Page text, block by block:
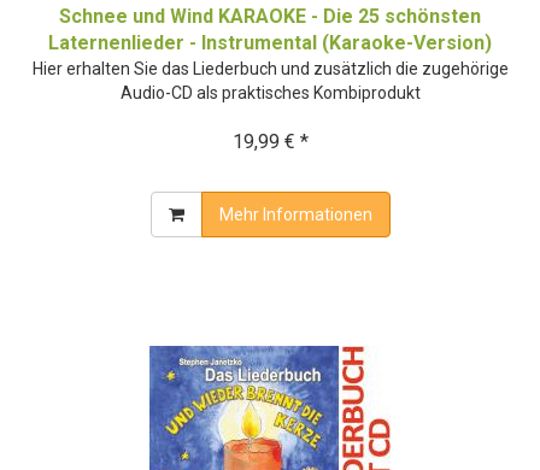
Schnee und Wind KARAOKE - Die 25 schönsten
Laternenlieder - Instrumental (Karaoke-Version)
Hier erhalten Sie das Liederbuch und zusätzlich die zugehörige
Audio-CD als praktisches Kombiprodukt
19,99 € *
Mehr Informationen